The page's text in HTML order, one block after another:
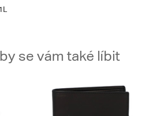
se vám také líbit